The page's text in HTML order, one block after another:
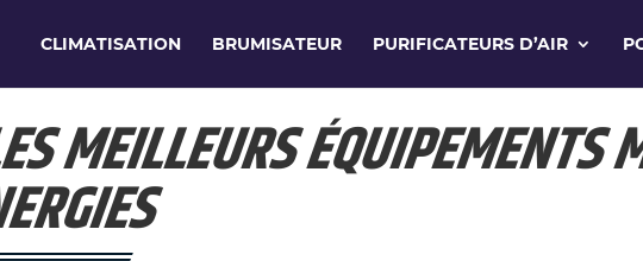
CLIMATISATION BRUMISATEUR PURIFICATEURS D’AIR
MEILLEURS ÉQUIPEMENTS